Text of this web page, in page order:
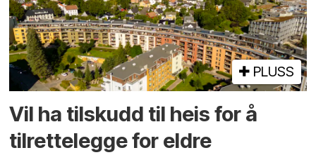
PLUSS
Vil ha tilskudd til heis for å
tilrettelegge for eldre